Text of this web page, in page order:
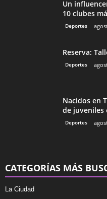
Un
10 clubes
Deportes
Reserva:
Deportes
Nacidos en
de juveniles
Deportes
CATEGORÍAS MÁS
La Ciudad